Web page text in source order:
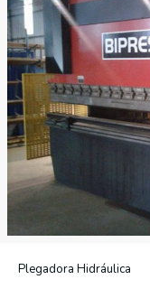
Plegadora Hidráulica